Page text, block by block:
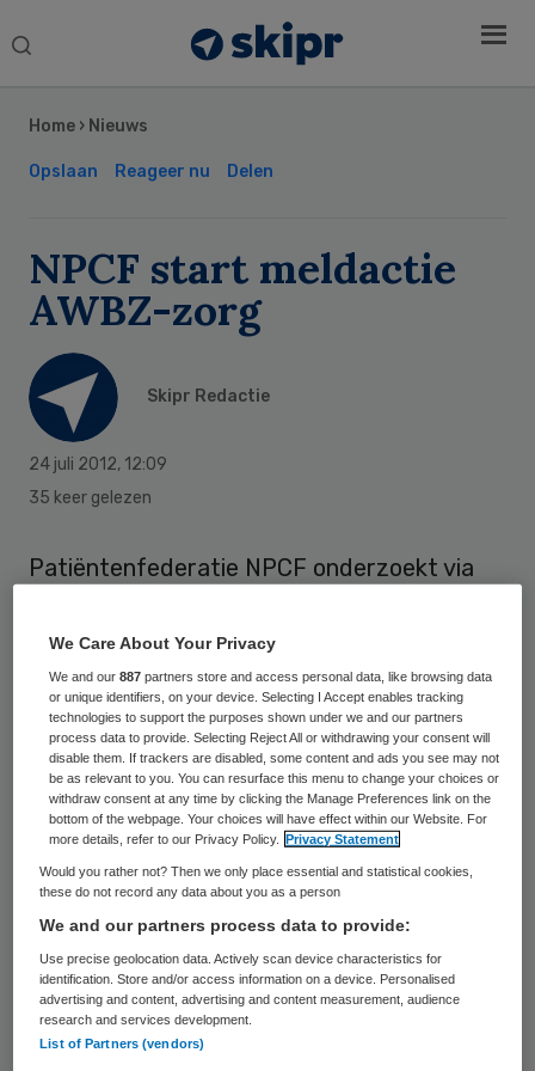
Search
Home › Nieuws
Opslaan Reageer nu Delen
NPCF start meldactie
AWBZ-zorg
Skipr Redactie
24 juli 2012, 12:09
35 keer gelezen
Patiëntenfederatie NPCF onderzoekt via
kan en op welke manier de kosten beperkt
zouden kunnen worden. Bijvoorbeeld of
AWBZ-zorg, hulpmiddelen en
woningaanpassingen efficiënter ingezet
kunnen worden.
De NPCF wil gebruikers van zorg laten
meedenken over verbeteringen en op welke
manier de kosten beperkt kunnen worden.
De kosten voor de volksverzekering voor
langdurig zieken en gehandicapten (AWBZ)
lopen flink op. Er gaat jaarlijks meer dan 25
miljard euro in om. Dat betekent dat de
Sidebar
We Care About Your Privacy
We and our887 partners store and access personal data, like browsing data
or unique identifiers, on your device. Selecting I Accept enables tracking
technologies to support the purposes shown under we and our partners
process data to provide. Selecting Reject All or withdrawing your consent will
disable them. If trackers are disabled, some content and ads you see may not
be as relevant to you. You can resurface this menu to change your choices or
withdraw consent at any time by clicking the Manage Preferences link on the
bottom of the webpage. Your choices will have effect within our Website. For
more details, refer to our Privacy Policy.
Privacy Statement
Would you rather not? Then we only place essential and statistical cookies,
these do not record any data about you as a person
We and our partners process data to provide:
Use precise geolocation data. Actively scan device characteristics for
identification. Store and/or access information on a device. Personalised
advertising and content, advertising and content measurement, audience
research and services development.
List of Partners (vendors)